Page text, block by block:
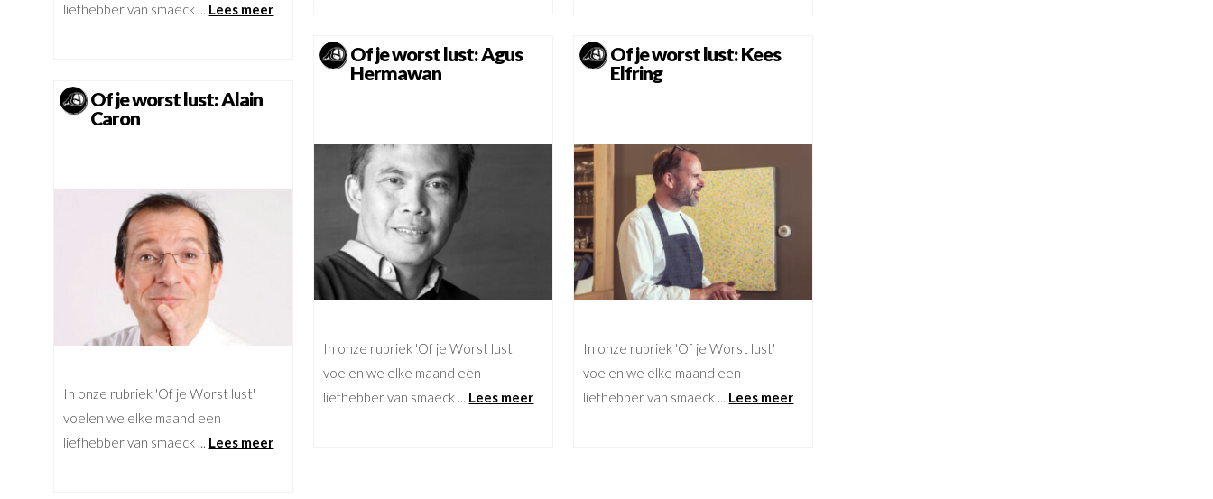
liefhebber van smaeck ... Lees meer
Of je worst lust: Agus
Hermawan
In onze rubriek 'Of je Worst lust'
voelen we elke maand een
liefhebber van smaeck ... Lees meer
Of je worst lust: Kees
Elfring
In onze rubriek 'Of je Worst lust'
voelen we elke maand een
liefhebber van smaeck ... Lees meer
Of je worst lust: Alain
Caron
In onze rubriek 'Of je Worst lust'
voelen we elke maand een
liefhebber van smaeck ... Lees meer